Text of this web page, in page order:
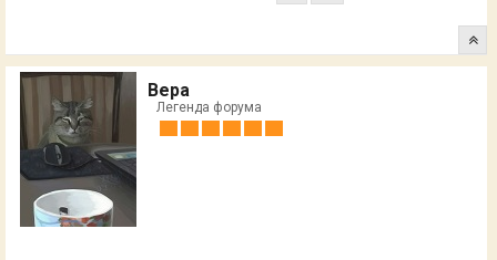
Вера
Легенда форума